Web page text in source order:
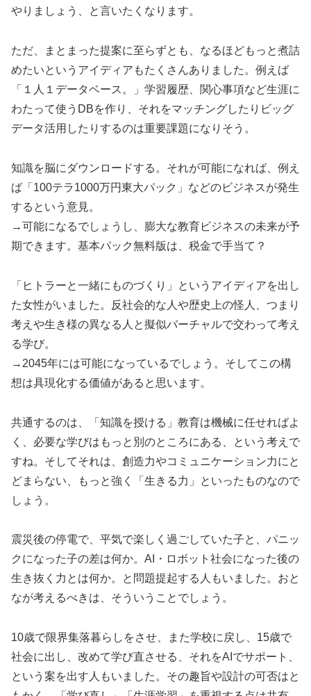
やりましょう、と言いたくなります。
ただ、まとまった提案に至らずとも、なるほどもっと煮詰
めたいというアイディアもたくさんありました。例えば
「１人１データベース。」学習履歴、関心事項など生涯に
わたって使うDBを作り、それをマッチングしたりビッグ
データ活用したりするのは重要課題になりそう。
知識を脳にダウンロードする。それが可能になれば、例え
ば「100テラ1000万円東大パック」などのビジネスが発生
するという意見。
→可能になるでしょうし、膨大な教育ビジネスの未来が予
期できます。基本パック無料版は、税金で手当て？
「ヒトラーと一緒にものづくり」というアイディアを出し
た女性がいました。反社会的な人や歴史上の怪人、つまり
考えや生き様の異なる人と擬似バーチャルで交わって考え
る学び。
→2045年には可能になっているでしょう。そしてこの構
想は具現化する価値があると思います。
共通するのは、「知識を授ける」教育は機械に任せればよ
く、必要な学びはもっと別のところにある、という考えで
すね。そしてそれは、創造力やコミュニケーション力にと
どまらない、もっと強く「生きる力」といったものなので
しょう。
震災後の停電で、平気で楽しく過ごしていた子と、パニッ
クになった子の差は何か。AI・ロボット社会になった後の
生き抜く力とは何か。と問題提起する人もいました。おと
なが考えるべきは、そういうことでしょう。
10歳で限界集落暮らしをさせ、また学校に戻し、15歳で
社会に出し、改めて学び直させる、それをAIでサポート、
という案を出す人もいました。その趣旨や設計の可否はと